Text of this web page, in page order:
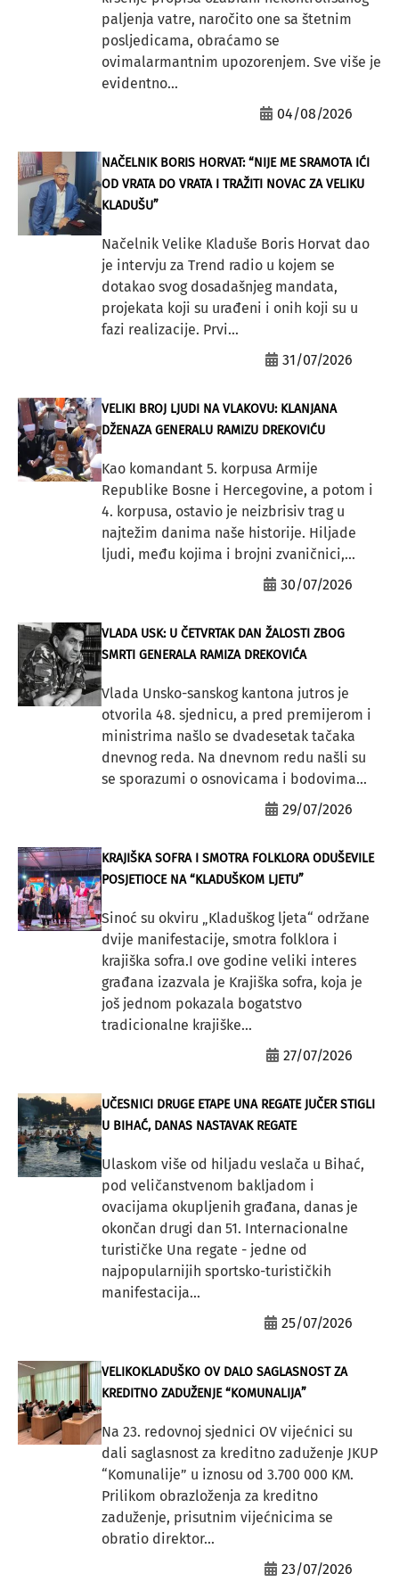
paljenja vatre, naročito one sa štetnim
posljedicama, obraćamo se
ovimalarmantnim upozorenjem. Sve više je
evidentno...
04/08/2026
NAČELNIK BORIS HORVAT: “NIJE ME SRAMOTA IĆI
OD VRATA DO VRATA I TRAŽITI NOVAC ZA VELIKU
KLADUŠU”
Načelnik Velike Kladuše Boris Horvat dao
je intervju za Trend radio u kojem se
dotakao svog dosadašnjeg mandata,
projekata koji su urađeni i onih koji su u
fazi realizacije. Prvi...
31/07/2026
VELIKI BROJ LJUDI NA VLAKOVU: KLANJANA
DŽENAZA GENERALU RAMIZU DREKOVIĆU
Kao komandant 5. korpusa Armije
Republike Bosne i Hercegovine, a potom i
4. korpusa, ostavio je neizbrisiv trag u
najtežim danima naše historije. Hiljade
ljudi, među kojima i brojni zvaničnici,...
30/07/2026
VLADA USK: U ČETVRTAK DAN ŽALOSTI ZBOG
SMRTI GENERALA RAMIZA DREKOVIĆA
Vlada Unsko-sanskog kantona jutros je
otvorila 48. sjednicu, a pred premijerom i
ministrima našlo se dvadesetak tačaka
dnevnog reda. Na dnevnom redu našli su
se sporazumi o osnovicama i bodovima...
29/07/2026
KRAJIŠKA SOFRA I SMOTRA FOLKLORA ODUŠEVILE
POSJETIOCE NA “KLADUŠKOM LJETU”
Sinoć su okviru „Kladuškog ljeta“ održane
dvije manifestacije, smotra folklora i
krajiška sofra.I ove godine veliki interes
građana izazvala je Krajiška sofra, koja je
još jednom pokazala bogatstvo
tradicionalne krajiške...
27/07/2026
UČESNICI DRUGE ETAPE UNA REGATE JUČER STIGLI
U BIHAĆ, DANAS NASTAVAK REGATE
Ulaskom više od hiljadu veslača u Bihać,
pod veličanstvenom bakljadom i
ovacijama okupljenih građana, danas je
okončan drugi dan 51. Internacionalne
turističke Una regate - jedne od
najpopularnijih sportsko-turističkih
manifestacija...
25/07/2026
VELIKOKLADUŠKO OV DALO SAGLASNOST ZA
KREDITNO ZADUŽENJE “KOMUNALIJA”
Na 23. redovnoj sjednici OV vijećnici su
dali saglasnost za kreditno zaduženje JKUP
“Komunalije” u iznosu od 3.700 000 KM.
Prilikom obrazloženja za kreditno
zaduženje, prisutnim vijećnicima se
obratio direktor...
23/07/2026